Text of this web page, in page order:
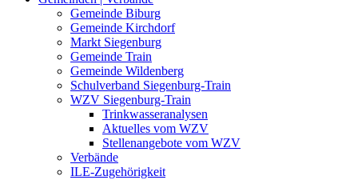
Gemeinde Biburg
Gemeinde Kirchdorf
Markt Siegenburg
Gemeinde Train
Gemeinde Wildenberg
Schulverband Siegenburg-Train
WZV Siegenburg-Train
Trinkwasseranalysen
Aktuelles vom WZV
Stellenangebote vom WZV
Verbände
ILE-Zugehörigkeit